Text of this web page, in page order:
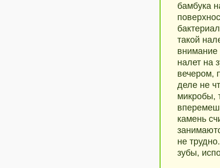
бамбука
такой
налет на
вечером,
деле не
микробы,
камень
не
зубы,